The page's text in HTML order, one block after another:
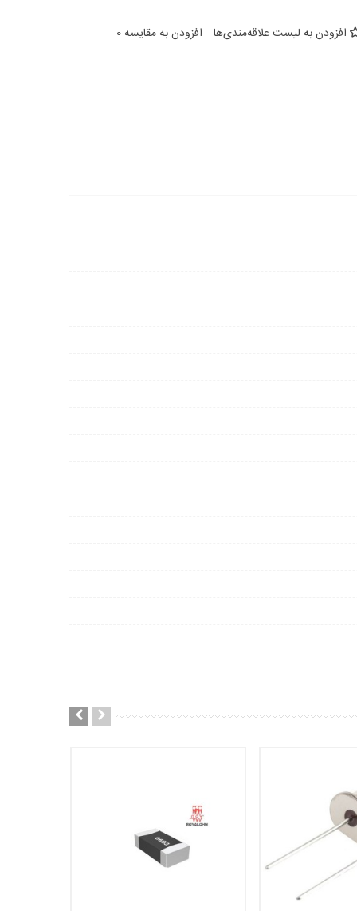
افزودن به لیست علاقه‌مندی‌ها افزودن به مقایسه0